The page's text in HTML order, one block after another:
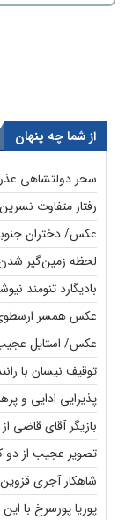
از شما چه پنهان
سحر دولتشاهی
رفتار متفاوت
عکس/ دختران
لحظه زمین‌گیر
بادیگارد تنومند
عکس همسر
عکس/ استایل عجیب
توقیف نیسان با راننده ۱۲ساله در
پذیرایی ادایی و
بازیگر آقای قاضی
تصویر عجیب از دو
شاهکار آجری
پوریا پورسرخ با